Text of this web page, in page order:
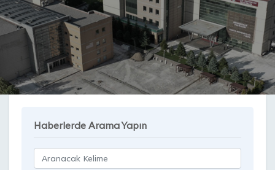
Haberlerde Arama Yapın